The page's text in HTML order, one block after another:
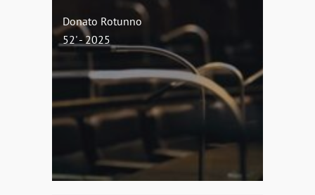
Donato Rotunno
52' - 2025